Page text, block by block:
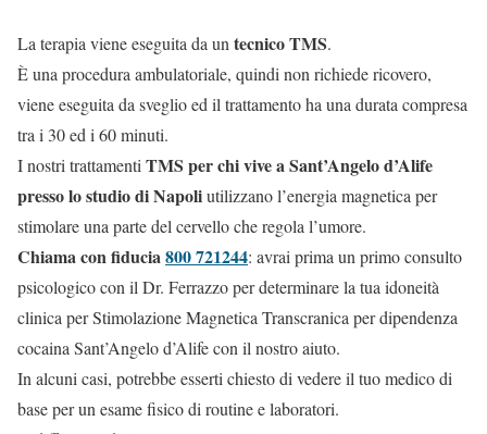
La terapia viene eseguita da un tecnico TMS.
È una procedura ambulatoriale, quindi non richiede ricovero,
viene eseguita da sveglio ed il trattamento ha una durata compresa
tra i 30 ed i 60 minuti.
I nostri trattamenti TMS per chi vive a Sant’Angelo d’Alife
presso lo studio di Napoliutilizzano l’energia magnetica per
stimolare una parte del cervello che regola l’umore.
Chiama con fiducia800 721244: avrai prima un primo consulto
psicologico con il Dr. Ferrazzo per determinare la tua idoneità
clinica per Stimolazione Magnetica Transcranica per dipendenza
cocaina Sant’Angelo d’Alife con il nostro aiuto.
In alcuni casi, potrebbe esserti chiesto di vedere il tuo medico di
base per un esame fisico di routine e laboratori.